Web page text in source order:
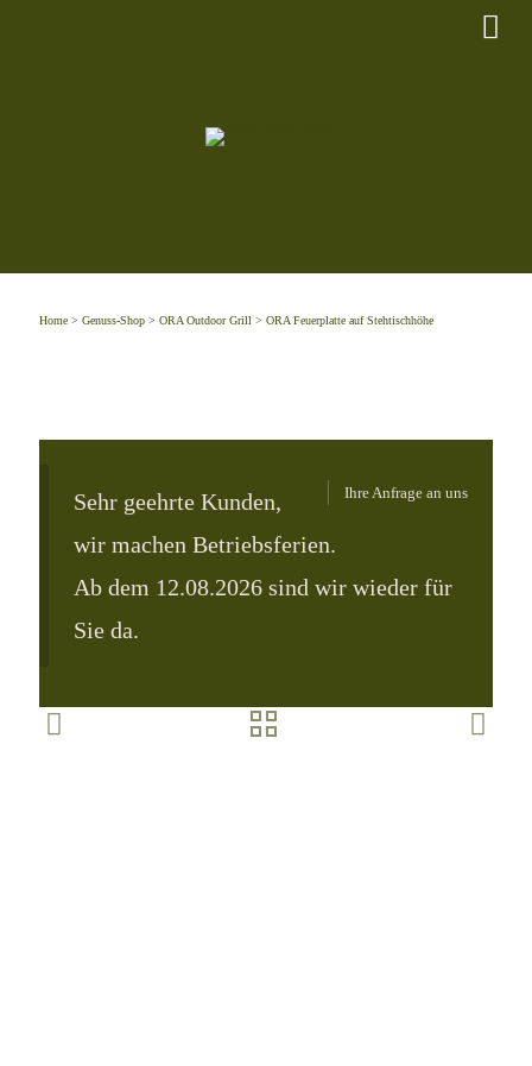
Home > Genuss-Shop > ORA Outdoor Grill > ORA Feuerplatte auf Stehtischhöhe
Ihre Anfrage an uns
Sehr geehrte Kunden,
wir machen Betriebsferien.
Ab dem 12.08.2026 sind wir wieder für
Sie da.